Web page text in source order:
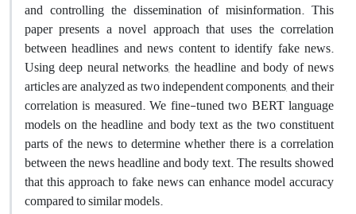
and controlling the dissemination of misinformation. This
paper presents a novel approach that uses the correlation
between headlines and news content to identify fake news.
Using deep neural networks, the headline and body of news
articles are analyzed as two independent components, and their
correlation is measured. We fine-tuned two BERT language
models on the headline and body text as the two constituent
parts of the news to determine whether there is a correlation
between the news headline and body text. The results showed
that this approach to fake news can enhance model accuracy
compared to similar models.